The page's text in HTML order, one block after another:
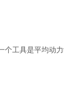
个工具是平均动